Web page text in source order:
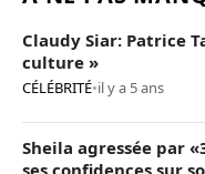
Claudy Siar: Patrice
culture »
CÉLÉBRITÉ•il y a 5 ans
Sheila agressée par
ses confidences sur